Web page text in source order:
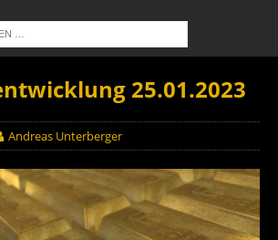
25.01.2023
Andreas Unterberger